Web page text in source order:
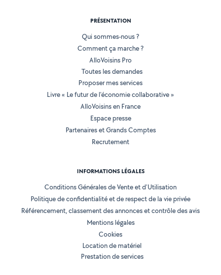
PRÉSENTATION
Qui sommes-nous ?
Comment ça marche ?
AlloVoisins Pro
Toutes les demandes
Proposer mes services
Livre « Le futur de l'économie collaborative »
AlloVoisins en France
Espace presse
Partenaires et Grands Comptes
Recrutement
INFORMATIONS LÉGALES
Conditions Générales de Vente et d'Utilisation
Politique de confidentialité et de respect de la vie privée
Référencement, classement des annonces et contrôle des avis
Mentions légales
Cookies
Location de matériel
Prestation de services